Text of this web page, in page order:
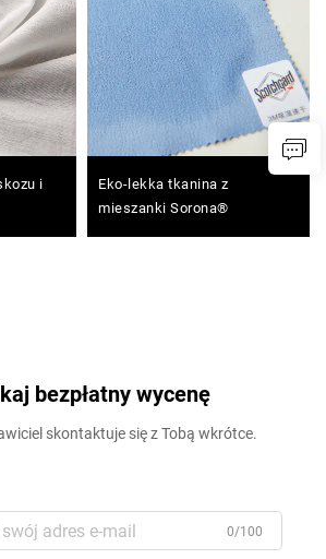
i
Eko-lekka tkanina z
mieszanki Sorona®
bezpłatny wycenę
skontaktuje się z Tobą wkrótce.
0/100